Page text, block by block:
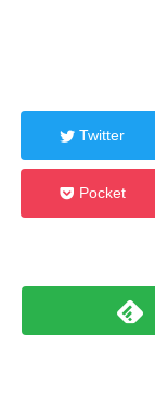
Twitter
Pocket